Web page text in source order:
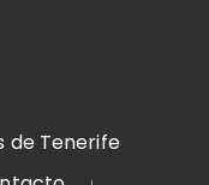
de Tenerife